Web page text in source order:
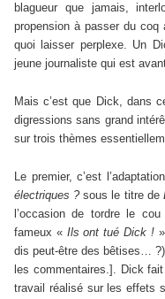
blagueur que jamais,
propension à passer du coq
quoi laisser perplexe. Un
jeune journaliste qui est
Mais c’est que Dick, dans
digressions sans grand
sur trois thèmes
Le premier, c’est
électriques ?sous le titre de
l’occasion de tordre le
fameux « Ils ont tué Dick !»
dis peut-être des bêtises…
les commentaires.]. Dick
travail réalisé sur les effets